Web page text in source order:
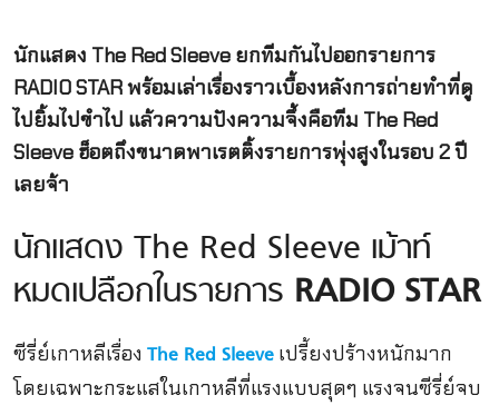
นักแสดง The Red Sleeve ยกทีมกันไปออกรายการ
RADIO STAR พร้อมเล่าเรื่องราวเบื้องหลังการถ่ายทำที่ดู
ไปยิ้มไปขำไป แล้วความปังความจึ้งคือทีม The Red
Sleeve ฮ็อตถึงขนาดพาเรตติ้งรายการพุ่งสูงในรอบ 2 ปี
เลยจ้า
นักแสดง The Red Sleeve เม้าท์
หมดเปลือกในรายการ RADIO STAR
ซีรี่ย์เกาหลีเรื่อง The Red Sleeve เปรี้ยงปร้างหนักมาก
โดยเฉพาะกระแสในเกาหลีที่แรงแบบสุดๆ แรงจนซีรี่ย์จบ